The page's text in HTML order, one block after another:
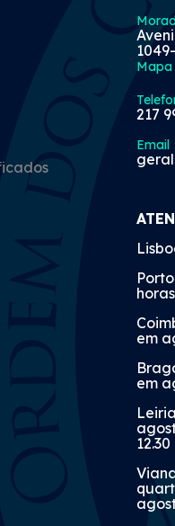
Mapa
217
Email
em
em